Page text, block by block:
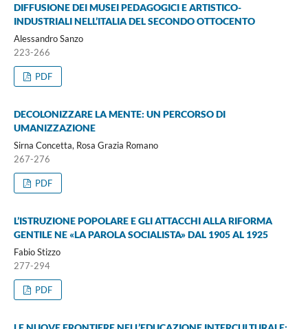
DIFFUSIONE DEI MUSEI PEDAGOGICI E ARTISTICO-
INDUSTRIALI NELL’ITALIA DEL SECONDO OTTOCENTO
Alessandro Sanzo
223-266
PDF
DECOLONIZZARE LA MENTE: UN PERCORSO DI
UMANIZZAZIONE
Sirna Concetta, Rosa Grazia Romano
267-276
PDF
L’ISTRUZIONE POPOLARE E GLI ATTACCHI ALLA RIFORMA
GENTILE NE «LA PAROLA SOCIALISTA» DAL 1905 AL 1925
Fabio Stizzo
277-294
PDF